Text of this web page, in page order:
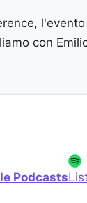
con
Podcasts